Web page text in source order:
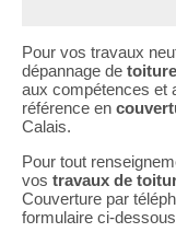
Pour vos travaux
dépannage de
aux compétences et
référence en
Calais.
Pour tout
vos travaux de
Couverture par
formulaire ci-